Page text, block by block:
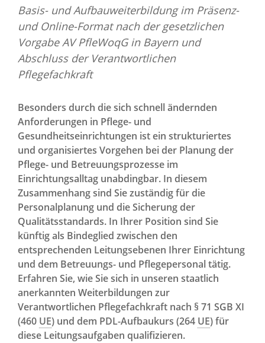
Basis- und Aufbauweiterbildung im Präsenz-
und Online-Format nach der gesetzlichen
Vorgabe AV PfleWoqG in Bayern und
Abschluss der Verantwortlichen
Pflegefachkraft
Besonders durch die sich schnell ändernden
Anforderungen in Pflege- und
Gesundheitseinrichtungen ist ein strukturiertes
und organisiertes Vorgehen bei der Planung der
Pflege- und Betreuungsprozesse im
Einrichtungsalltag unabdingbar. In diesem
Zusammenhang sind Sie zuständig für die
Personalplanung und die Sicherung der
Qualitätsstandards. In Ihrer Position sind Sie
künftig als Bindeglied zwischen den
entsprechenden Leitungsebenen Ihrer Einrichtung
und dem Betreuungs- und Pflegepersonal tätig.
Erfahren Sie, wie Sie sich in unseren staatlich
anerkannten Weiterbildungen zur
Verantwortlichen Pflegefachkraft nach § 71 SGB XI
(460 UE) und dem PDL-Aufbaukurs (264 UE) für
diese Leitungsaufgaben qualifizieren.